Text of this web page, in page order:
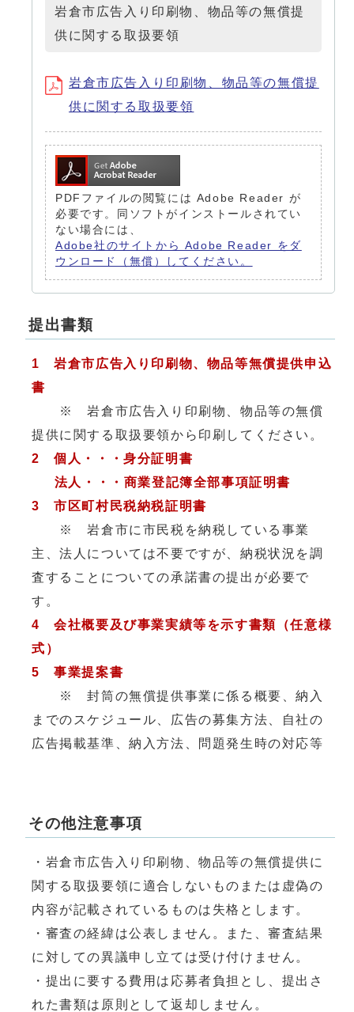
岩倉市広告入り印刷物、物品等の無償提
供に関する取扱要領
岩倉市広告入り印刷物、物品等の無償提
供に関する取扱要領
PDFファイルの閲覧には Adobe Reader が
必要です。同ソフトがインストールされてい
ない場合には、
Adobe社のサイトから Adobe Reader をダ
ウンロード（無償）してください。
提出書類
1 岩倉市広告入り印刷物、物品等無償提供申込
書
※ 岩倉市広告入り印刷物、物品等の無償
提供に関する取扱要領から印刷してください。
2 個人・・・身分証明書
法人・・・商業登記簿全部事項証明書
3 市区町村民税納税証明書
※ 岩倉市に市民税を納税している事業
主、法人については不要ですが、納税状況を調
査することについての承諾書の提出が必要で
す。
4 会社概要及び事業実績等を示す書類（任意様
式）
5 事業提案書
※ 封筒の無償提供事業に係る概要、納入
までのスケジュール、広告の募集方法、自社の
広告掲載基準、納入方法、問題発生時の対応等
その他注意事項
・岩倉市広告入り印刷物、物品等の無償提供に
関する取扱要領に適合しないものまたは虚偽の
内容が記載されているものは失格とします。
・審査の経緯は公表しません。また、審査結果
に対しての異議申し立ては受け付けません。
・提出に要する費用は応募者負担とし、提出さ
れた書類は原則として返却しません。